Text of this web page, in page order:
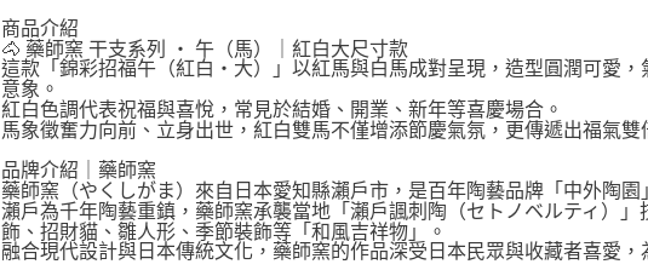
商品介紹
🐴 藥師窯 干支系列 ‧ 午（馬）｜紅白大尺寸款
這款「錦彩招福午（紅白・大）」以紅馬與白馬成對呈現，造型圓潤可愛
意象。
紅白色調代表祝福與喜悅，常見於結婚、開業、新年等喜慶場合。
馬象徵奮力向前、立身出世，紅白雙馬不僅增添節慶氣氛，更傳遞出福氣雙
品牌介紹｜藥師窯
藥師窯（やくしがま）來自日本愛知縣瀨戶市，是百年陶藝品牌「中外陶園
瀨戶為千年陶藝重鎮，藥師窯承襲當地「瀨戶諷刺陶（セトノベルティ）
飾、招財貓、雛人形、季節裝飾等「和風吉祥物」。
融合現代設計與日本傳統文化，藥師窯的作品深受日本民眾與收藏者喜愛，